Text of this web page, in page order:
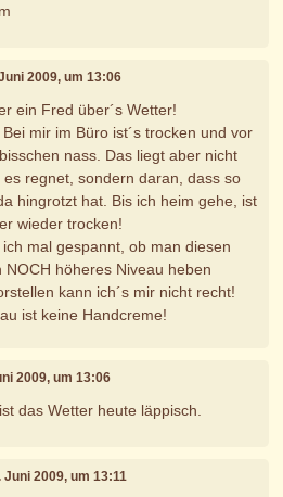
2009, um 13:06
ein Fred über´s Wetter!
mir im Büro ist´s trocken und vor
nass. Das liegt aber nicht
regnet, sondern daran, dass so
hingrotzt hat. Bis ich heim gehe, ist
wieder trocken!
mal gespannt, ob man diesen
NOCH höheres Niveau heben
kann ich´s mir nicht recht!
ist keine Handcreme!
2009, um 13:06
das Wetter heute läppisch.
Juni 2009, um 13:11